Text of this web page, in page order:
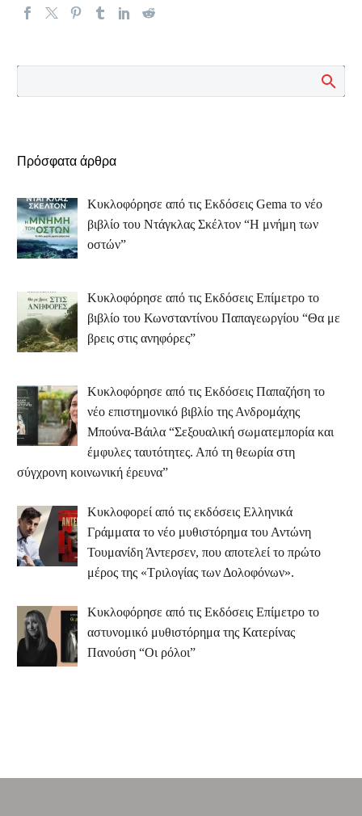
Πρόσφατα άρθρα
Κυκλοφόρησε από τις Εκδόσεις Gema το νέο
βιβλίο του Ντάγκλας Σκέλτον “Η μνήμη των
οστών”
Κυκλοφόρησε από τις Εκδόσεις Επίμετρο το
βιβλίο του Κωνσταντίνου Παπαγεωργίου “Θα με
βρεις στις ανηφόρες”
Κυκλοφόρησε από τις Εκδόσεις Παπαζήση το
νέο επιστημονικό βιβλίο της Ανδρομάχης
Μπούνα-Βάιλα “Σεξουαλική σωματεμπορία και
έμφυλες ταυτότητες. Από τη θεωρία στη
σύγχρονη κοινωνική έρευνα”
Κυκλοφορεί από τις εκδόσεις Ελληνικά
Γράμματα το νέο μυθιστόρημα του Αντώνη
Τουμανίδη Άντερσεν, που αποτελεί το πρώτο
μέρος της «Τριλογίας των Δολοφόνων».
Κυκλοφόρησε από τις Εκδόσεις Επίμετρο το
αστυνομικό μυθιστόρημα της Κατερίνας
Πανούση “Οι ρόλοι”